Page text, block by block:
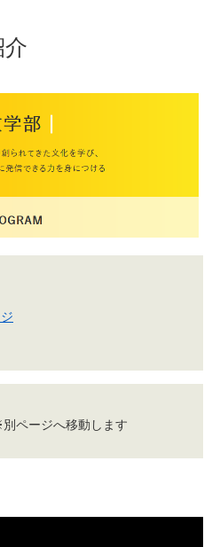
介
ページへ移動します